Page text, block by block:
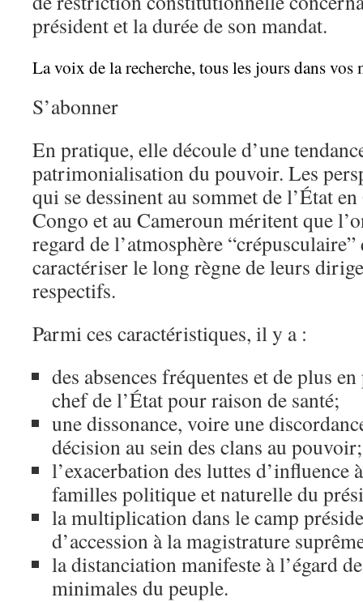
président et la durée de son mandat.
La voix de la recherche, tous les jours dans vos
S’abonner
En pratique, elle découle d’une
patrimonialisation du pouvoir. Les
qui se dessinent au sommet de l’État
Congo et au Cameroun méritent que
regard de l’atmosphère
caractériser le long règne de leurs
respectifs.
Parmi ces caractéristiques, il y a :
des absences fréquentes et de plus
chef de l’État pour raison de santé;
une dissonance, voire une
décision au sein des clans au pouvoir;
l’exacerbation des luttes d’influence
familles politique et naturelle du
la multiplication dans le camp
d’accession à la magistrature
la distanciation manifeste à l’égard
minimales du peuple.